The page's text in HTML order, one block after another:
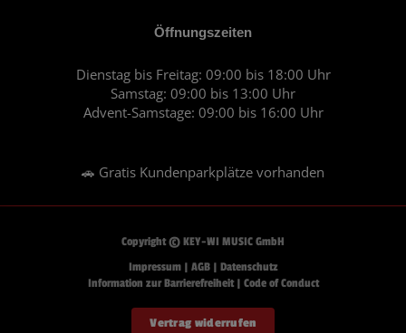
Öffnungszeiten
Dienstag bis Freitag: 09:00 bis 18:00 Uhr
Samstag: 09:00 bis 13:00 Uhr
Advent-Samstage: 09:00 bis 16:00 Uhr
🚗 Gratis Kundenparkplätze vorhanden
Copyright © KEY-WI MUSIC GmbH
Impressum| AGB| Datenschutz
Information zur Barrierefreiheit| Code of Conduct
Vertrag widerrufen